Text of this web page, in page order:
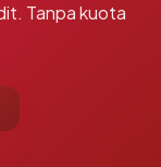
Tanpa kuota